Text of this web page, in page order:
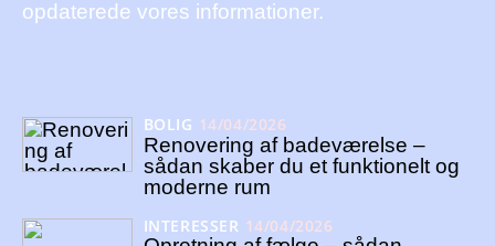
opdaterede vores informationer.
BOLIG 14/04/2026
Renovering af badeværelse –
sådan skaber du et funktionelt og
moderne rum
INTERESSER 14/04/2026